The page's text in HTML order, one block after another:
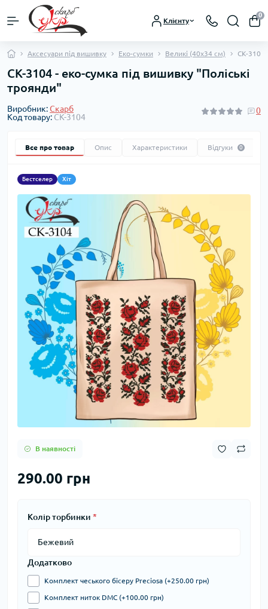
Клієнту
0
Аксесуари під вишивку Еко-сумки Великі (40х34 см) СК-3104
СК-3104 - еко-сумка під вишивку "Поліські
троянди"
Виробник:Скарб
Код товару: СК-3104
0
Все про товар Опис Характеристики Відгуки 0
Бестселер Хіт
В наявності
290.00 грн
Колір торбинки *
Додатково
Комплект чеського бісеру Preciosa (+250.00 грн)
Комплект ниток DMC (+100.00 грн)